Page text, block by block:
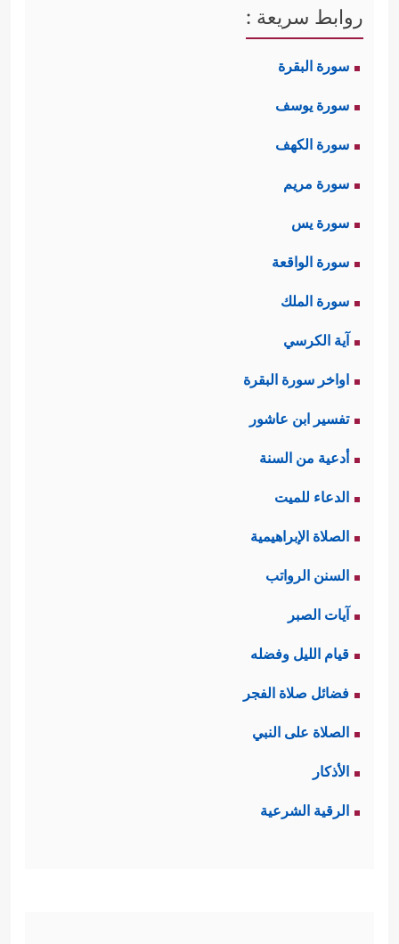
روابط سريعة :
سورة البقرة
سورة يوسف
سورة الكهف
سورة مريم
سورة يس
سورة الواقعة
سورة الملك
آية الكرسي
اواخر سورة البقرة
تفسير ابن عاشور
أدعية من السنة
الدعاء للميت
الصلاة الإبراهيمية
السنن الرواتب
آيات الصبر
قيام الليل وفضله
فضائل صلاة الفجر
الصلاة على النبي
الأذكار
الرقية الشرعية